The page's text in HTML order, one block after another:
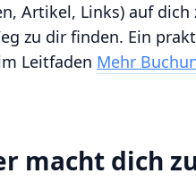
Artikel, Links) auf
zu dir finden. Ein
Leitfaden Mehr
macht dich